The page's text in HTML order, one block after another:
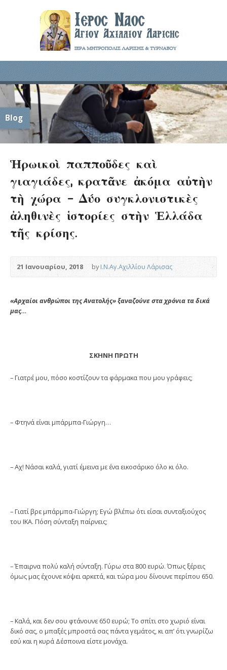
Blog
Ἡρωικοὶ παπποῦδες καὶ
γιαγιάδες, κρατᾶνε ἀκόμα αὐτὴν
τὴ χώρα – Δύο συγκλονιστικὲς
ἀληθινὲς ἱστορίες στὴν Ἑλλάδα
τῆς κρίσης.
21 Ιανουαρίου, 2018 byΙ.Ν.Αγ.Αχιλλίου Λάρισας
«Αρχαίοι ανθρώποι της Ανατολής» ξαναζούνε στα χρόνια τα δικά
μας…
ΣΚΗΝΗ ΠΡΩΤΗ
– Γιατρέ μου, πόσο κοστίζουν τα φάρμακα που μου γράφεις;
– Φτηνά είναι μπάρμπα-Γιώργη…
– Αχ! Νάσαι καλά, γιατί έμεινα με ένα εικοσάρικο όλο κι όλο.
– Γιατί βρε μπάρμπα-Γιώργη; Εγώ βλέπω ότι είσαι συνταξιούχος
του ΙΚΑ. Πόση σύνταξη παίρνεις;
– Έπαιρνα πολύ καλή σύνταξη. Γύρω στα 800 ευρώ. Όπως ξέρεις
όμως μας έχουνε κόψει αρκετά, και τώρα μου δίνουνε περίπου 650.
– Καλά, και δεν σου φτάνουνε 650 ευρώ; Το σπίτι στο χωριό είναι
δικό σας, ο μπαξές μπροστά σας πάντα γεμάτος, κι απ’ ότι γνωρίζω
εσύ και η κυρά Δέσποινα είστε μονάχα.